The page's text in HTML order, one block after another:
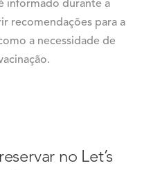
informado durante a
recomendações para a
a necessidade de
no Let’s